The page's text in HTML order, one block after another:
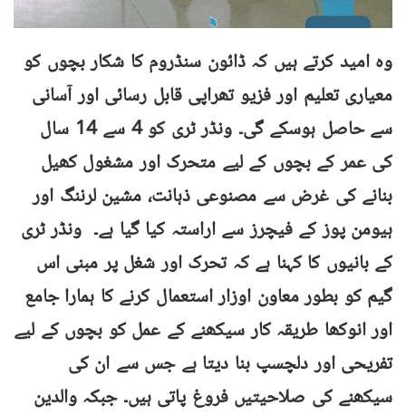
وہ امید کرتے ہیں کہ ڈائون سنڈروم کا شکار بچوں کو
معیاری تعلیم اور فزیو تھراپی قابل رسائی اور آسانی
سے حاصل ہوسکے گی۔ ونڈر ٹری کو 4 سے 14 سال
کی عمر کے بچوں کے لیے متحرک اور مشغول کھیل
بنانے کی غرض سے مصنوعی ذہانت، مشین لرننگ اور
ہیومن پوز کے فیچرز سے اراستہ کیا گیا ہے۔ ونڈر ٹری
کے بانیوں کا کہنا ہے کہ تحرک اور شغل پر مبنی اس
گیم کو بطور معاون اوزار استعمال کرنے کا ہمارا جامع
اور انوکھا طریقہ کار سیکھنے کے عمل کو بچوں کے لیے
تفریحی ​​اور دلچسپ بنا دیتا ہے جس سے ان کی
سیکھنے کی صلاحیتیں فروغ پاتی ہیں۔ جبکہ والدین